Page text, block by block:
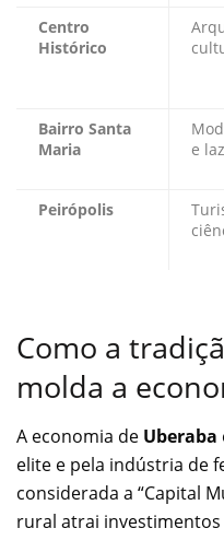
Centro
Histórico
Bairro Santa
Maria
e
Peirópolis
Como a
molda a
A economia de Uberaba
elite e pela indústria de
considerada a “Capital
rural atrai